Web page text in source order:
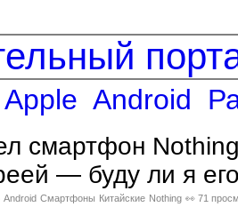
Apple Android
смартфон
— буду ли я
Android Смартфоны Китайские Nothing 👀 71